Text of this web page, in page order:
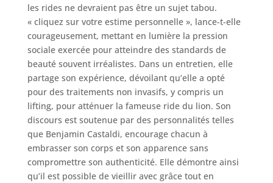
les rides ne devraient pas être un sujet tabou.
« cliquez sur votre estime personnelle », lance-t-elle
courageusement, mettant en lumière la pression
sociale exercée pour atteindre des standards de
beauté souvent irréalistes. Dans un entretien, elle
partage son expérience, dévoilant qu’elle a opté
pour des traitements non invasifs, y compris un
lifting, pour atténuer la fameuse ride du lion. Son
discours est soutenue par des personnalités telles
que Benjamin Castaldi, encourage chacun à
embrasser son corps et son apparence sans
compromettre son authenticité. Elle démontre ainsi
qu’il est possible de vieillir avec grâce tout en